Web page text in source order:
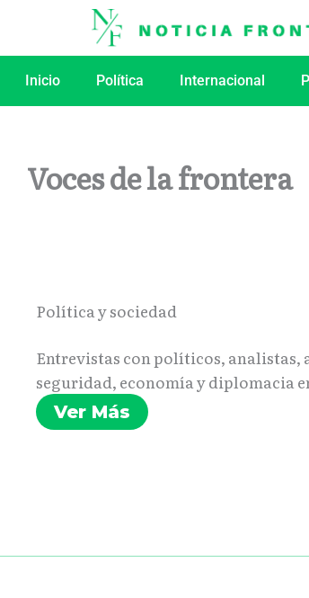
contenido
Inicio Política Internacional
Voces de la frontera
Política y sociedad
Entrevistas con políticos, analistas,
seguridad, economía y diplomacia
Ver Más